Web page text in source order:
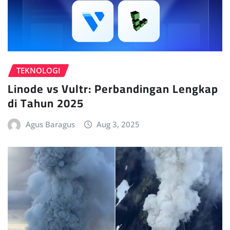
TEKNOLOGI
Linode vs Vultr: Perbandingan Lengkap
di Tahun 2025
Agus Baragus Aug 3, 2025